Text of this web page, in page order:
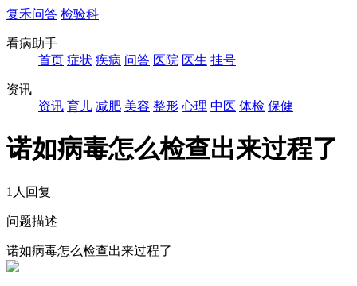
复禾问答 检验科
看病助手
首页 症状 疾病 问答 医院 医生 挂号
资讯
资讯 育儿 减肥 美容 整形 心理 中医 体检 保健
诺如病毒怎么检查出来过程了
1人回复
问题描述
诺如病毒怎么检查出来过程了